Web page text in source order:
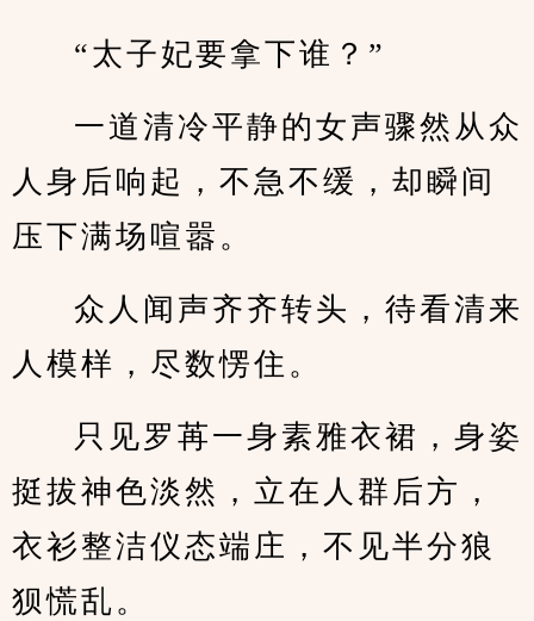
“太子妃要拿下谁？”
一道清冷平静的女声骤然从众
人身后响起，不急不缓，却瞬间
压下满场喧嚣。
众人闻声齐齐转头，待看清来
人模样，尽数愣住。
只见罗苒一身素雅衣裙，身姿
挺拔神色淡然，立在人群后方，
衣衫整洁仪态端庄，不见半分狼
狈慌乱。